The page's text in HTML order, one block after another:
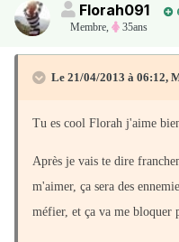
Florah091
Membre, 35ans
Le 21/04/2013 à 06:12,
Tu es cool Florah j'aime
Après je vais te dire
m'aimer, ça sera des
méfier, et ça va me bloquer